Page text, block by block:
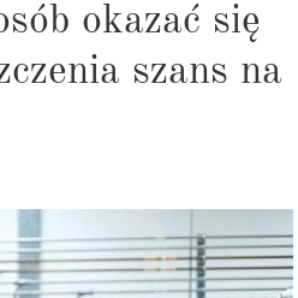
okazać się
szans na